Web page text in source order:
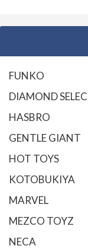
FUNKO
DIAMOND
HASBRO
GENTLE GIANT
HOT TOYS
KOTOBUKIYA
MARVEL
MEZCO TOYZ
NECA